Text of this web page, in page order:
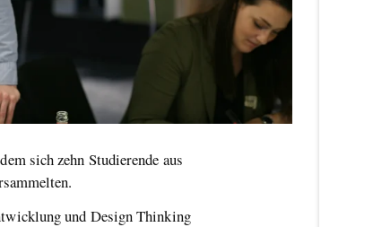
sich zehn Studierende aus
und Design Thinking